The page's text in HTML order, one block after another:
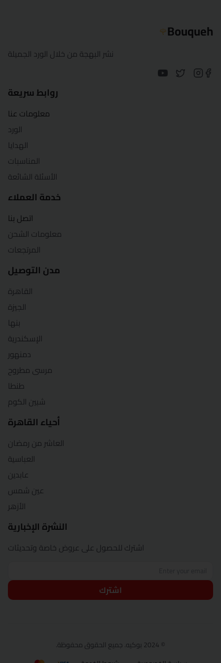
Bouqueh
🌹
نشر البهجة من خلال الورد الجميلة
روابط سريعة
معلومات عنا
الورد
الهدايا
المناسبات
الأسئلة الشائعة
خدمة العملاء
اتصل بنا
معلومات الشحن
المرتجعات
مدن التوصيل
القاهرة
الجيزة
بنها
الإسكندرية
دمنهور
مرسى مطروح
طنطا
شبين الكوم
أحياء القاهرة
العاشر من رمضان
العباسية
عابدين
عين شمس
الأزهر
النشرة الإخبارية
اشترك للحصول على عروض خاصة وتحديثات
اشترك
© 2024 بوكيه. جميع الحقوق محفوظة.
كفر الشيخ